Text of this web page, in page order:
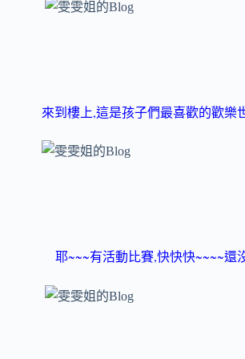
來到樓上,這是孩子們最喜歡的歡樂
耶~~~有活動比賽,快快快~~~~還